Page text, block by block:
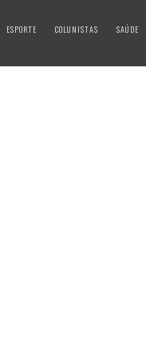
ESPORTE COLUNISTAS SAÚDE